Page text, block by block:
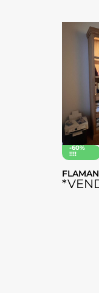
-60%
!!!!